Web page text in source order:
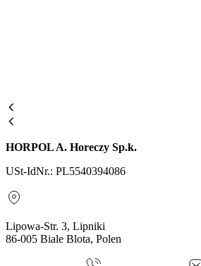
HORPOL A. Horeczy Sp.k.
USt-IdNr.: PL5540394086
Lipowa-Str. 3, Lipniki
86-005 Biale Blota, Polen